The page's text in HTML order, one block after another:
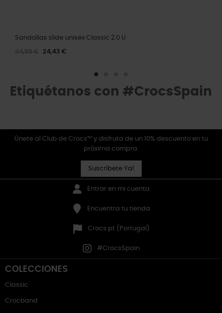
Sandalias slide unisex Classic 2.0 U
34,99 € 24,43 €
Etiquétanos con #CrocsSpain
Únete al Club de Crocs™ y disfruta de un 10% descuento en tu
próxima compra.
Suscríbete Ya!
Entrar en mi cuenta
Encuentra tu tienda
Crocs.pt (Portugal)
#CrocsSpain
COLECCIONES
Classic
Crocband